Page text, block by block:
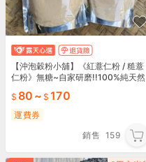
【沖泡穀粉小舖】《紅薏仁粉 / 糙薏
仁粉》無糖~自家研磨!!100%純天然
料研磨
80 ~ 170
運費券
銷售 159